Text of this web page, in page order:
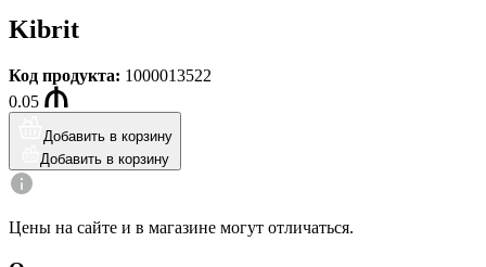
Kibrit
Код продукта: 1000013522
0.05
Добавить в корзину
Добавить в корзину
Цены на сайте и в магазине могут отличаться.